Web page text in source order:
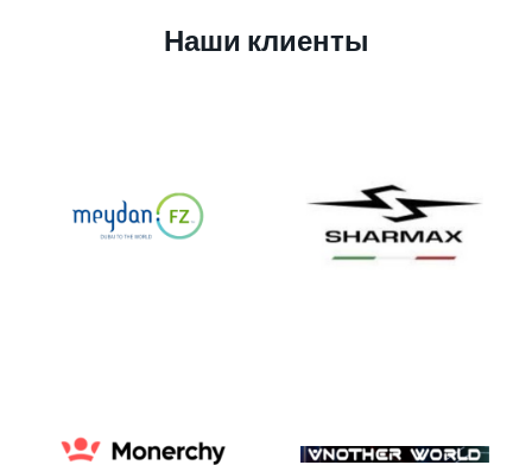
Наши клиенты